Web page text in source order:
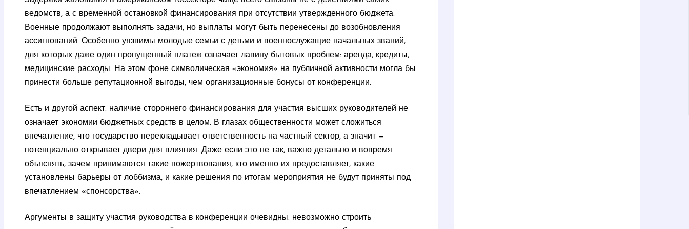
ведомств, а с временной остановкой финансирования при отсутствии утвержденного бюджета.
Военные продолжают выполнять задачи, но выплаты могут быть перенесены до возобновления
ассигнований. Особенно уязвимы молодые семьи с детьми и военнослужащие начальных званий,
для которых даже один пропущенный платеж означает лавину бытовых проблем: аренда, кредиты,
медицинские расходы. На этом фоне символическая «экономия» на публичной активности могла бы
принести больше репутационной выгоды, чем организационные бонусы от конференции.
Есть и другой аспект: наличие стороннего финансирования для участия высших руководителей не
означает экономии бюджетных средств в целом. В глазах общественности может сложиться
впечатление, что государство перекладывает ответственность на частный сектор, а значит —
потенциально открывает двери для влияния. Даже если это не так, важно детально и вовремя
объяснять, зачем принимаются такие пожертвования, кто именно их предоставляет, какие
установлены барьеры от лоббизма, и какие решения по итогам мероприятия не будут приняты под
впечатлением «спонсорства».
Аргументы в защиту участия руководства в конференции очевидны: невозможно строить